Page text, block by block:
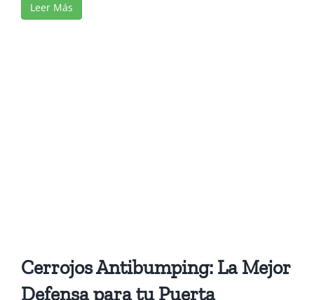
Leer Más
Cerrojos Antibumping: La Mejor
Defensa para tu Puerta